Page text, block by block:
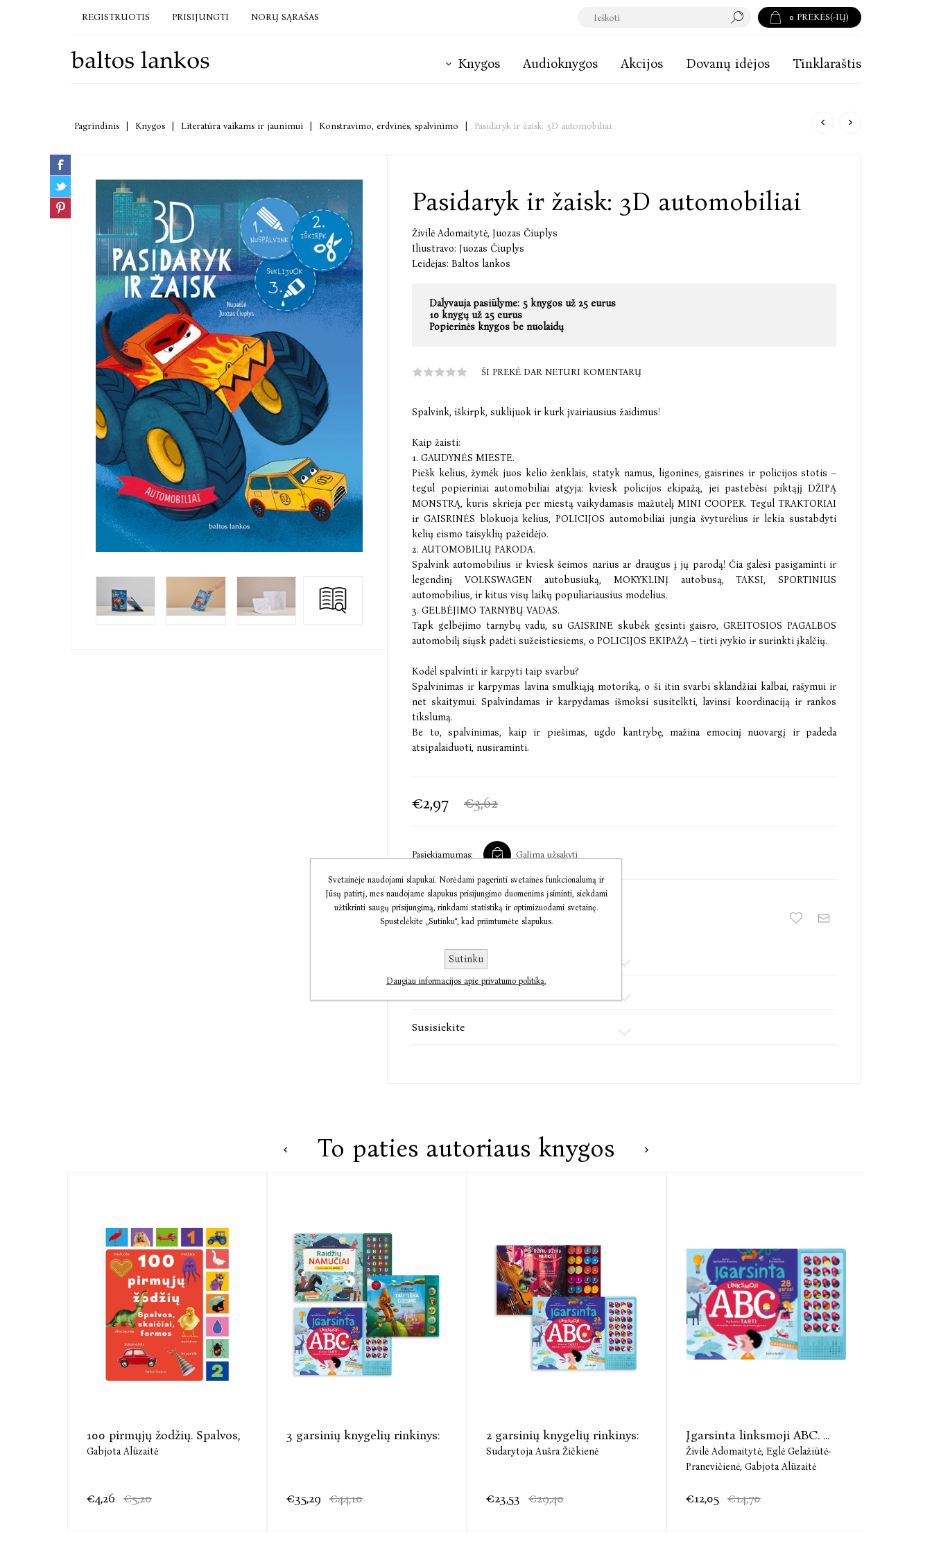
REGISTRUOTIS PRISIJUNGTI NORŲ SĄRAŠAS 0 PREKĖS(-IŲ)
Knygos Audioknygos Akcijos Dovanų idėjos Tinklaraštis
Pagrindinis Knygos Literatūra vaikams ir jaunimui Konstravimo, erdvinės, spalvinimo Pasidaryk ir žaisk: 3D automobiliai
Pasidaryk ir žaisk: 3D automobiliai
Živilė Adomaitytė, Juozas Čiuplys
Iliustravo: Juozas Čiuplys
Leidėjas: Baltos lankos
Dalyvauja pasiūlyme: 5 knygos už 25 eurus
10 knygų už 25 eurus
Popierinės knygos be nuolaidų
ŠI PREKĖ DAR NETURI KOMENTARŲ
Spalvink, iškirpk, suklijuok ir kurk įvairiausius žaidimus!
Kaip žaisti:
1. GAUDYNĖS MIESTE.
Piešk kelius, žymėk juos kelio ženklais, statyk namus, ligonines, gaisrines ir policijos stotis –
tegul popieriniai automobiliai atgyja: kviesk policijos ekipažą, jei pastebėsi piktąjį DŽIPĄ
MONSTRĄ, kuris skrieja per miestą vaikydamasis mažutėlį MINI COOPER. Tegul TRAKTORIAI
ir GAISRINĖS blokuoja kelius, POLICIJOS automobiliai jungia švyturėlius ir lekia sustabdyti
kelių eismo taisyklių pažeidėjo.
2. AUTOMOBILIŲ PARODA.
Spalvink automobilius ir kviesk šeimos narius ar draugus į jų parodą! Čia galėsi pasigaminti ir
legendinį VOLKSWAGEN autobusiuką, MOKYKLINĮ autobusą, TAKSI, SPORTINIUS
automobilius, ir kitus visų laikų populiariausius modelius.
3. GELBĖJIMO TARNYBŲ VADAS.
Tapk gelbėjimo tarnybų vadu, su GAISRINE skubėk gesinti gaisro, GREITOSIOS PAGALBOS
automobilį siųsk padėti sužeistiesiems, o POLICIJOS EKIPAŽĄ – tirti įvykio ir surinkti įkalčių.
Kodėl spalvinti ir karpyti taip svarbu?
Spalvinimas ir karpymas lavina smulkiąją motoriką, o ši itin svarbi sklandžiai kalbai, rašymui ir
net skaitymui. Spalvindamas ir karpydamas išmoksi susitelkti, lavinsi koordinaciją ir rankos
tikslumą.
Be to, spalvinimas, kaip ir piešimas, ugdo kantrybę, mažina emocinį nuovargį ir padeda
atsipalaiduoti, nusiraminti.
€2,97 €3,62
Pasiekiamumas: Galima užsakyti
Į KREPŠELĮ
Informacija
Susisiekite
To paties autoriaus knygos
100 pirmųjų žodžių. Spalvos,
Gabjota Alūzaitė
€4,26 €5,20
3 garsinių knygelių rinkinys:
€35,29 €44,10
2 garsinių knygelių rinkinys:
Sudarytoja Aušra Žičkienė
€23,53 €29,40
Įgarsinta linksmoji ABC. ...
Živilė Adomaitytė, Eglė Gelažiūtė-
Pranevičienė, Gabjota Alūzaitė
€12,05 €14,70
Svetainėje naudojami slapukai. Norėdami pagerinti svetainės funkcionalumą ir
Jūsų patirtį, mes naudojame slapukus prisijungimo duomenims įsiminti, siekdami
užtikrinti saugų prisijungimą, rinkdami statistiką ir optimizuodami svetainę.
Spustelėkite „Sutinku“, kad priimtumėte slapukus.
Sutinku
Daugiau informacijos apie privatumo politiką.